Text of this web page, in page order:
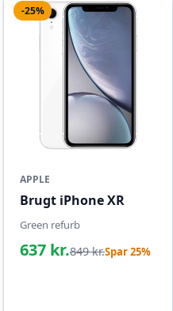
-25%
APPLE
Brugt iPhone XR
Green refurb
637 kr.849 kr.Spar 25%